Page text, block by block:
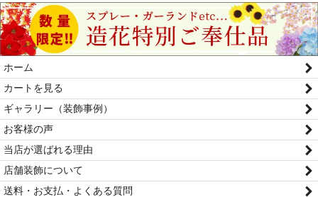
ホーム
カートを見る
ギャラリー（装飾事例）
お客様の声
当店が選ばれる理由
店舗装飾について
送料・お支払・よくある質問